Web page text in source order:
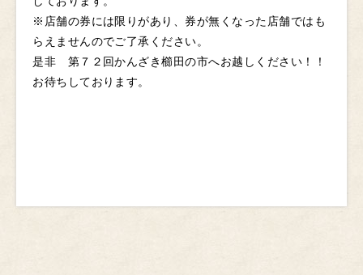
※店舗の券には限りがあり、券が無くなった店舗ではも
らえませんのでご了承ください。
是非 第７２回かんざき櫛田の市へお越しください！！
お待ちしております。